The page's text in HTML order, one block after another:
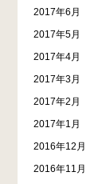
2017年6月
2017年5月
2017年4月
2017年3月
2017年2月
2017年1月
2016年12月
2016年11月